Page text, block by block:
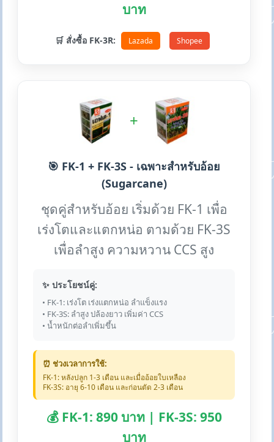
บาท
🛒 สั่งซื้อ FK-3R: Lazada Shopee
+
🎯 FK-1 + FK-3S - เฉพาะสำหรับอ้อย
(Sugarcane)
ชุดคู่สำหรับอ้อย เริ่มด้วย FK-1 เพื่อ
เร่งโตและแตกหน่อ ตามด้วย FK-3S
เพื่อลำสูง ความหวาน CCS สูง
✨ ประโยชน์คู่:
• FK-1: เร่งโต เร่งแตกหน่อ ลำแข็งแรง
• FK-3S: ลำสูง ปล้องยาว เพิ่มค่า CCS
• น้ำหนักต่อลำเพิ่มขึ้น
⏰ ช่วงเวลาการใช้:
FK-1: หลังปลูก 1-3 เดือน และเมื่ออ้อยใบเหลือง
FK-3S: อายุ 6-10 เดือน และก่อนตัด 2-3 เดือน
💰 FK-1: 890 บาท | FK-3S: 950
บาท